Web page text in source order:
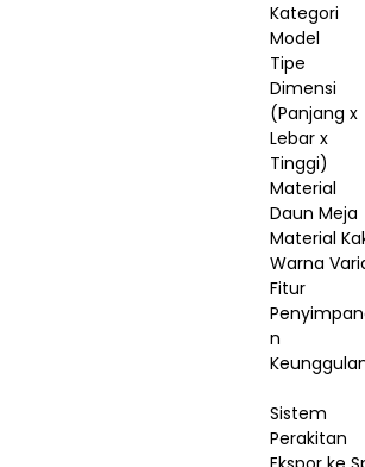
Kategori
Model
Tipe
Dimensi
(Panjang x
Lebar x
Tinggi)
Material
Daun Meja
Material
Warna
Fitur
n
Sistem
Perakitan